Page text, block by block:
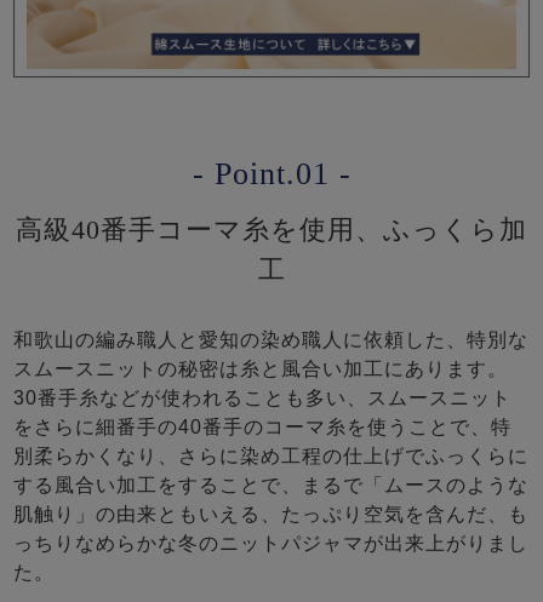
- Point.01 -
高級40番手コーマ糸を使用、ふっくら加
工
和歌山の編み職人と愛知の染め職人に依頼した、特別な
スムースニットの秘密は糸と風合い加工にあります。
30番手糸などが使われることも多い、スムースニット
をさらに細番手の40番手のコーマ糸を使うことで、特
別柔らかくなり、さらに染め工程の仕上げでふっくらに
する風合い加工をすることで、まるで「ムースのような
肌触り」の由来ともいえる、たっぷり空気を含んだ、も
っちりなめらかな冬のニットパジャマが出来上がりまし
た。